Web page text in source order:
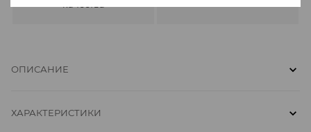
ОПИСАНИЕ
ХАРАКТЕРИСТИКИ